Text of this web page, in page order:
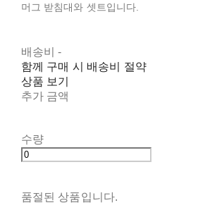
머그 받침대와 셋트입니다.
배송비-
함께 구매 시 배송비 절약
상품 보기
추가 금액
수량
품절된 상품입니다.